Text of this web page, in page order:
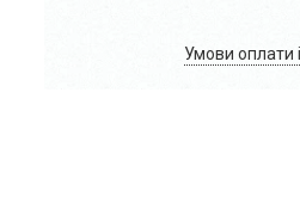
Умови оплати